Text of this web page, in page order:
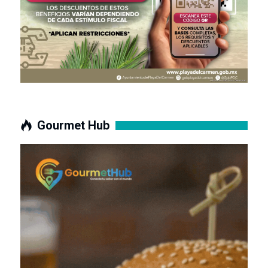
Gourmet Hub